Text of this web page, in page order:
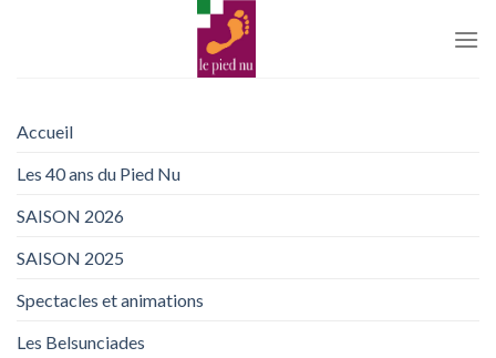
Accueil
Les 40 ans du Pied Nu
SAISON 2026
SAISON 2025
Spectacles et animations
Les Belsunciades